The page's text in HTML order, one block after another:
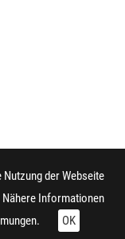
der Webseite
Informationen
OK